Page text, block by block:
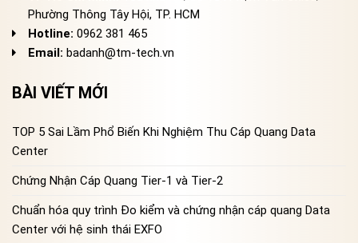
Phường Thông Tây Hội, TP. HCM
Hotline: 0962 381 465
Email: badanh@tm-tech.vn
BÀI VIẾT MỚI
TOP 5 Sai Lầm Phổ Biến Khi Nghiệm Thu Cáp Quang Data
Center
Chứng Nhận Cáp Quang Tier-1 và Tier-2
Chuẩn hóa quy trình Đo kiểm và chứng nhận cáp quang Data
Center với hệ sinh thái EXFO